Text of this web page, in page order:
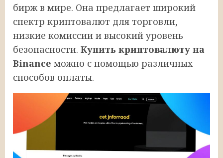
бирж в мире. Она предлагает широкий
спектр криптовалют для торговли,
низкие комиссии и высокий уровень
безопасности. Купить криптовалюту на
Binance можно с помощью различных
способов оплаты.